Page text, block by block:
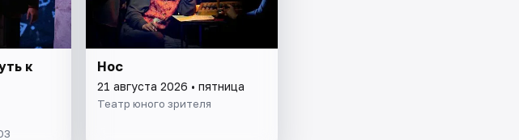
к
Нос
21 августа 2026 • пятница
Театр юного зрителя